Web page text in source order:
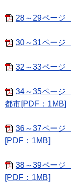
28～29ページ
30～31ページ
32～33ページ
34～35ページ
都市[PDF：1MB]
36～37ペー
[PDF：1MB]
38～39ペー
[PDF：1MB]